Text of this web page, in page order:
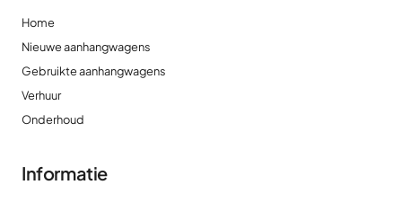
Home
Nieuwe aanhangwagens
Gebruikte aanhangwagens
Verhuur
Onderhoud
Informatie